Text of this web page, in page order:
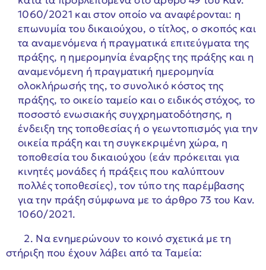
1060/2021 και στον οποίο να αναφέρονται: η
επωνυμία του δικαιούχου, ο τίτλος, ο σκοπός και
τα αναμενόμενα ή πραγματικά επιτεύγματα της
πράξης, η ημερομηνία έναρξης της πράξης και η
αναμενόμενη ή πραγματική ημερομηνία
ολοκλήρωσής της, το συνολικό κόστος της
πράξης, το οικείο ταμείο και ο ειδικός στόχος, το
ποσοστό ενωσιακής συγχρηματοδότησης, η
ένδειξη της τοποθεσίας ή ο γεωντοπισμός για την
οικεία πράξη και τη συγκεκριμένη χώρα, η
τοποθεσία του δικαιούχου (εάν πρόκειται για
κινητές μονάδες ή πράξεις που καλύπτουν
πολλές τοποθεσίες), τον τύπο της παρέμβασης
για την πράξη σύμφωνα με το άρθρο 73 του Καν.
1060/2021.
2. Να ενημερώνουν το κοινό σχετικά με τη
στήριξη που έχουν λάβει από τα Ταμεία: